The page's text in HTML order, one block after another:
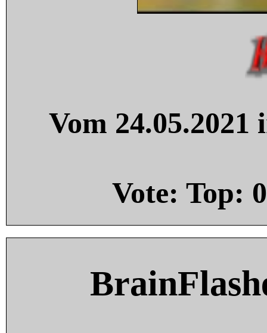
Vom
Vote: Top: 0